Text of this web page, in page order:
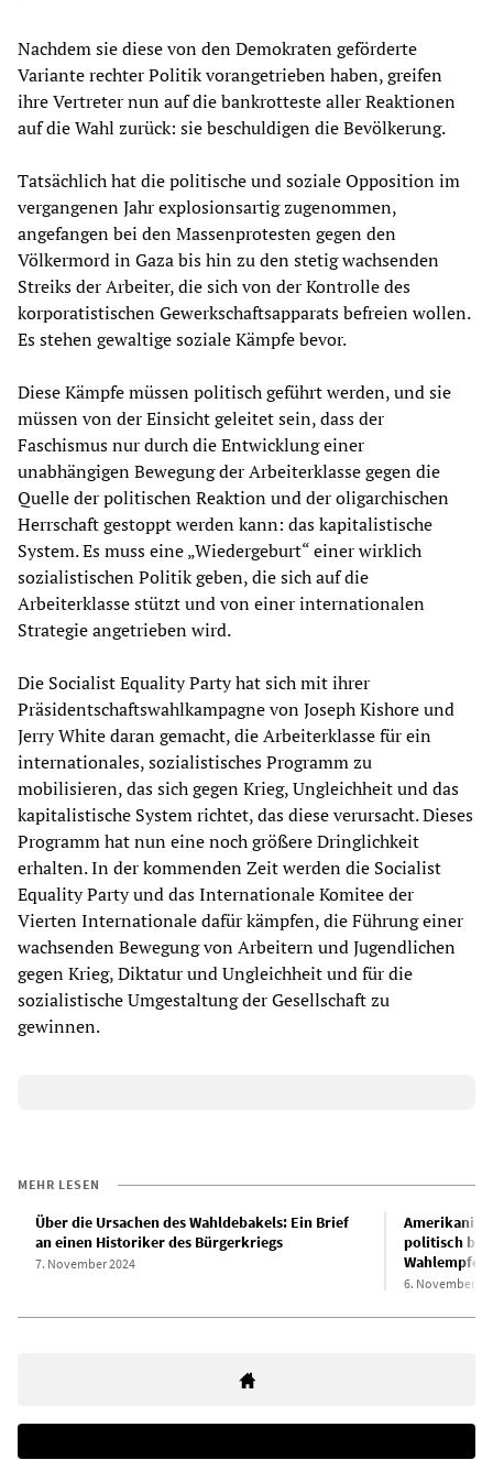
Nachdem sie diese von den Demokraten geförderte
Variante rechter Politik vorangetrieben haben, greifen
ihre Vertreter nun auf die bankrotteste aller Reaktionen
auf die Wahl zurück: sie beschuldigen die Bevölkerung.
Tatsächlich hat die politische und soziale Opposition im
vergangenen Jahr explosionsartig zugenommen,
angefangen bei den Massenprotesten gegen den
Völkermord in Gaza bis hin zu den stetig wachsenden
Streiks der Arbeiter, die sich von der Kontrolle des
korporatistischen Gewerkschaftsapparats befreien wollen.
Es stehen gewaltige soziale Kämpfe bevor.
Diese Kämpfe müssen politisch geführt werden, und sie
müssen von der Einsicht geleitet sein, dass der
Faschismus nur durch die Entwicklung einer
unabhängigen Bewegung der Arbeiterklasse gegen die
Quelle der politischen Reaktion und der oligarchischen
Herrschaft gestoppt werden kann: das kapitalistische
System. Es muss eine „Wiedergeburt“ einer wirklich
sozialistischen Politik geben, die sich auf die
Arbeiterklasse stützt und von einer internationalen
Strategie angetrieben wird.
Die Socialist Equality Party hat sich mit ihrer
Präsidentschaftswahlkampagne von Joseph Kishore und
Jerry White daran gemacht, die Arbeiterklasse für ein
internationales, sozialistisches Programm zu
mobilisieren, das sich gegen Krieg, Ungleichheit und das
kapitalistische System richtet, das diese verursacht. Dieses
Programm hat nun eine noch größere Dringlichkeit
erhalten. In der kommenden Zeit werden die Socialist
Equality Party und das Internationale Komitee der
Vierten Internationale dafür kämpfen, die Führung einer
wachsenden Bewegung von Arbeitern und Jugendlichen
gegen Krieg, Diktatur und Ungleichheit und für die
sozialistische Umgestaltung der Gesellschaft zu
gewinnen.
MEHR LESEN
Über die Ursachen des Wahldebakels: Ein Brief
an einen Historiker des Bürgerkriegs
7. November 2024
politisch
6. November